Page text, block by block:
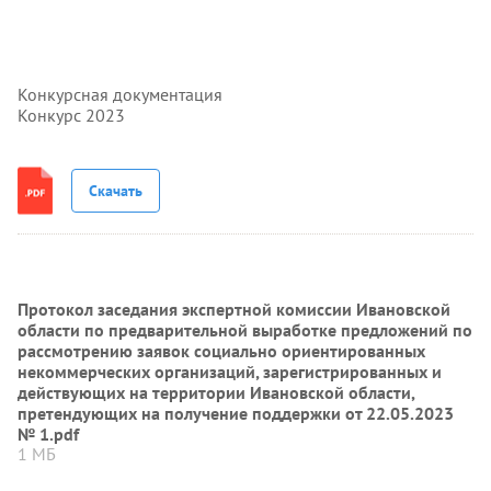
Конкурсная документация
Конкурс 2023
Скачать
Протокол заседания экспертной комиссии Ивановской
области по предварительной выработке предложений по
рассмотрению заявок социально ориентированных
некоммерческих организаций, зарегистрированных и
действующих на территории Ивановской области,
претендующих на получение поддержки от 22.05.2023
№ 1.pdf
1 МБ